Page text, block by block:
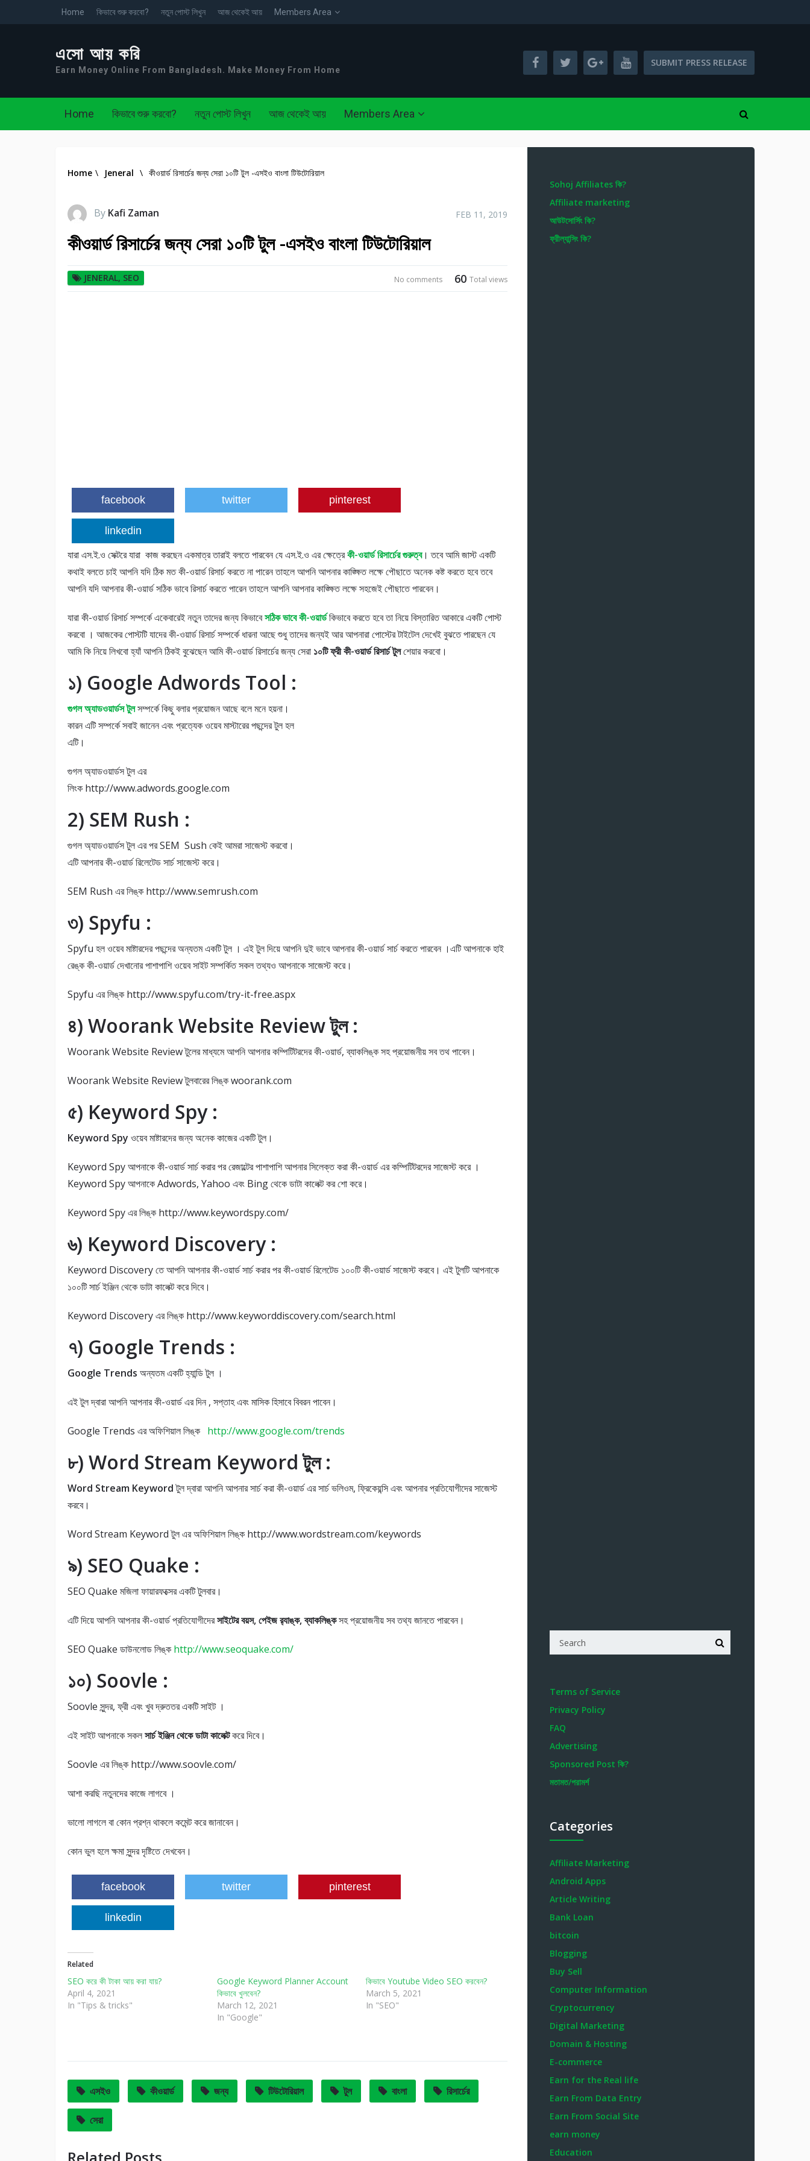
Home কিভাবে শুরু করবো? নতুন পোস্ট লিখুন আজ থেকেই আয় Members Area
এসো আয় করি
Earn Money Online From Bangladesh. Make Money From Home
SUBMIT PRESS RELEASE
Home কিভাবে শুরু করবো? নতুন পোস্ট লিখুন আজ থেকেই আয় Members Area
Home \ Jeneral \ কীওয়ার্ড রিসার্চের জন্য সেরা ১০টি টুল -এসইও বাংলা টিউটোরিয়াল
By Kafi Zaman FEB 11, 2019
কীওয়ার্ড রিসার্চের জন্য সেরা ১০টি টুল -এসইও বাংলা টিউটোরিয়াল
JENERAL, SEO 60 Total views
No comments
facebook twitter pinterest
linkedin
যারা এস.ই.ও সেক্টরে যারা কাজ করছেন একমাত্র তারাই বলতে পারবেন যে এস.ই.ও এর ক্ষেত্রেকী-ওয়ার্ড রিসার্চের গুরুত্ব। তবে আমি জাস্ট একটি
কথাই বলতে চাই আপনি যদি ঠিক মত কী-ওয়ার্ড রিসার্চ করতে না পারেন তাহলে আপনি আপনার কাঙ্ক্ষিত লক্ষে পৌছাতে অনেক কষ্ট করতে হবে তবে
আপনি যদি আপনার কী-ওয়ার্ড সঠিক ভাবে রিসার্চ করতে পারেন তাহলে আপনি আপনার কাঙ্ক্ষিত লক্ষে সহজেই পৌছাতে পারবেন।
যারা কী-ওয়ার্ড রিসার্চ সম্পর্কে একেবারেই নতুন তাদের জন্য কিভাবেসঠিক ভাবে কী-ওয়ার্ডকিভাবে করতে হবে তা নিয়ে বিস্তারিত আকারে একটি পোস্ট
করবো । আজকের পোস্টটি যাদের কী-ওয়ার্ড রিসার্চ সম্পর্কে ধারনা আছে শুধু তাদের জন্যই আর আপনারা পোস্টের টাইটেল দেখেই বুঝতে পারছেন যে
আমি কি নিয়ে লিখবো হ্যাঁ আপনি ঠিকই বুঝেছেন আমি কী-ওয়ার্ড রিসার্চের জন্য সেরা ১০টি ফ্রী কী-ওয়ার্ড রিসার্চ টুলশেয়ার করবো।
১) Google Adwords Tool :
গুগল অ্যাডওয়ার্ডস টুলসম্পর্কে কিছু বলার প্রয়োজন আছে বলে মনে হয়না।
কারন এটি সম্পর্কে সবাই জানেন এবং প্রত্যেক ওয়েব মাস্টারের পছন্দের টুল হল
এটি।
গুগল অ্যাডওয়ার্ডস টুল এর
লিংক http://www.adwords.google.com
2) SEM Rush :
গুগল অ্যাডওয়ার্ডস টুল এর পর SEM Sush কেই আমরা সাজেস্ট করবো।
এটি আপনার কী-ওয়ার্ড রিলেটেড সার্চ সাজেস্ট করে।
SEM Rush এর লিঙ্ক http://www.semrush.com
৩) Spyfu :
Spyfu হল ওয়েব মাষ্টারদের পছন্দের অন্যতম একটি টুল । এই টুল দিয়ে আপনি দুই ভাবে আপনার কী-ওয়ার্ড সার্চ করতে পারবেন ।এটি আপনাকে হাই
রেঙ্ক কী-ওয়ার্ড দেখানোর পাশাপাশি ওয়েব সাইট সম্পর্কিত সকল তথ্যও আপনাকে সাজেস্ট করে।
Spyfu এর লিঙ্ক http://www.spyfu.com/try-it-free.aspx
৪) Woorank Website Review টুল :
Woorank Website Review টুলের মাধ্যমে আপনি আপনার কম্পিটিটরদের কী-ওয়ার্ড, ব্যাকলিঙ্ক সহ প্রয়োজনীয় সব তথ পাবেন।
Woorank Website Review টুলবারের লিঙ্ক woorank.com
৫) Keyword Spy :
Keyword Spy ওয়েব মাষ্টারদের জন্য অনেক কাজের একটি টুল।
Keyword Spy আপনাকে কী-ওয়ার্ড সার্চ করার পর রেজাল্টের পাশাপাশি আপনার সিলেক্ত করা কী-ওয়ার্ড এর কম্পিটিটরদের সাজেস্ট করে ।
Keyword Spy আপনাকে Adwords, Yahoo এবং Bing থেকে ডাটা কালেক্ট কর শো করে।
Keyword Spy এর লিঙ্ক http://www.keywordspy.com/
৬) Keyword Discovery :
Keyword Discovery তে আপনি আপনার কী-ওয়ার্ড সার্চ করার পর কী-ওয়ার্ড রিলেটেড ১০০টি কী-ওয়ার্ড সাজেস্ট করবে। এই টুলটি আপনাকে
১০০টি সার্চ ইঞ্জিন থেকে ডাটা কালেক্ট করে দিবে।
Keyword Discovery এর লিঙ্ক http://www.keyworddiscovery.com/search.html
৭) Google Trends :
Google Trends অন্যতম একটি হ্যান্ডি টুল ।
এই টুল দ্বারা আপনি আপনার কী-ওয়ার্ড এর দিন , সপ্তাহ এবং মাসিক হিসাবে বিবরন পাবেন।
Google Trends এর অফিশিয়াল লিঙ্ক http://www.google.com/trends
৮) Word Stream Keyword টুল :
Word Stream Keywordটুল দ্বারা আপনি আপনার সার্চ করা কী-ওয়ার্ড এর সার্চ ভলিওম, ফ্রিকেয়ন্সি এবং আপনার প্রতিযোগীদের সাজেস্ট
করবে।
Word Stream Keyword টুল এর অফিশিয়াল লিঙ্ক http://www.wordstream.com/keywords
৯) SEO Quake :
SEO Quake মজিলা ফায়ারফক্সের একটি টুলবার।
এটি দিয়ে আপনি আপনার কী-ওয়ার্ড প্রতিযোগীদেরসাইটের বয়স, পেইজ র‍্যাঙ্ক, ব্যাকলিঙ্কসহ প্রয়োজনীয় সব তথ্য জানতে পারবেন।
SEO Quake ডাউনলোড লিঙ্ক http://www.seoquake.com/
১০) Soovle :
Soovle সুন্দর, ফ্রী এবং খুব দ্রুততর একটি সাইট ।
এই সাইট আপনাকে সকলসার্চ ইঞ্জিন থেকে ডাটা কালেক্টকরে দিবে।
Soovle এর লিঙ্ক http://www.soovle.com/
আশা করছি নতুনদের কাজে লাগবে ।
ভালো লাগলে বা কোন প্রশ্ন থাকলে কমেন্ট করে জানাবেন।
কোন ভুল হলে ক্ষমা সুন্দর দৃষ্টিতে দেখবেন।
facebook twitter pinterest
linkedin
Related
SEO করে কী টাকা আয় করা যায়?
April 4, 2021
In "Tips & tricks"
Google Keyword Planner Account
কিভাবে খুলবেন?
March 12, 2021
In "Google"
কিভাবে Youtube Video SEO করবেন?
March 5, 2021
In "SEO"
এসইও কীওয়ার্ড জন্য টিউটোরিয়াল টুল বাংলা রিসার্চের
সেরা
Sohoj Affiliates কি?
Affiliate marketing
আউটসোর্সিং কি?
ফ্রীল্যান্সিং কি?
Terms of Service
Privacy Policy
FAQ
Advertising
Sponsored Post কি?
মতামত/পরামর্শ
Categories
Affiliate Marketing
Android Apps
Article Writing
Bank Loan
bitcoin
Blogging
Buy Sell
Computer Information
Cryptocurrency
Digital Marketing
Domain & Hosting
E-commerce
Earn for the Real life
Earn From Data Entry
Earn From Social Site
earn money
Education